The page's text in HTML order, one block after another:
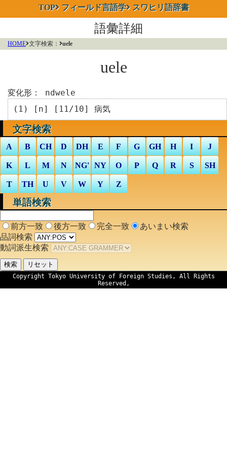
TOP フィールド言語学 スワヒリ語辞書
文字検索
A B CH D DH E F G GH H I J
K L M N NG' NY O P Q R S SH
T TH U V W Y Z
単語検索
前方一致 後方一致 完全一致
あいまい検索
品詞検索
動詞派生検索
語彙詳細
HOME 文字検索： uele
uele
変化形：
ndwele
(1) [ n] [11/10] 病気
Copyright Tokyo University of Foreign Studies, All Rights
Reserved,